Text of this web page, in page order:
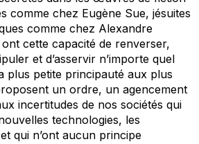
comme chez Eugène Sue, jésuites
comme chez Alexandre
ont cette capacité de renverser,
et d’asservir n’importe quel
plus petite principauté aux plus
un ordre, un agencement
incertitudes de nos sociétés qui
technologies, les
qui n’ont aucun principe